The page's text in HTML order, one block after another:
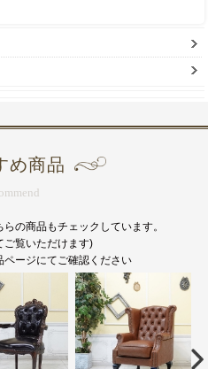
め商品
の商品もチェックしています。
ご覧いただけます)
ージにてご確認ください